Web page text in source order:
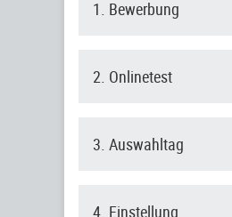
1. Bewerbung
2. Onlinetest
3. Auswahltag
4. Einstellung